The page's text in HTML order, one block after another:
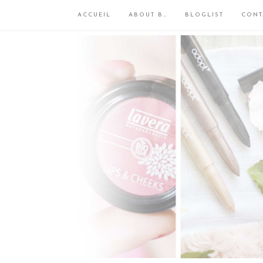
ACCUEIL ABOUT B… BLOGLIST